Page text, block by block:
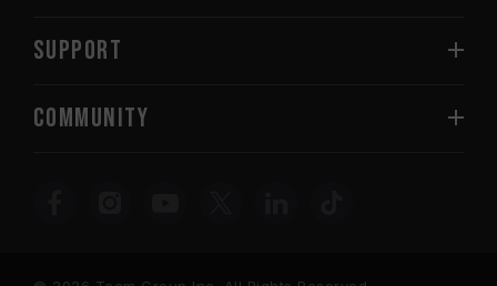
SUPPORT
COMMUNITY